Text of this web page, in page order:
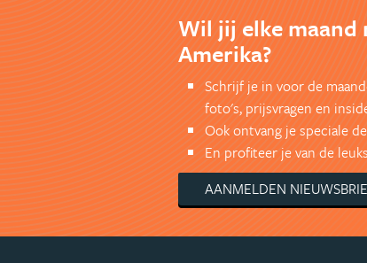
Wil jij elke maand
Amerika?
Schrijf je in voor de
foto's, prijsvragen en
Ook ontvang je speciale
En profiteer je van de
AANMELDEN